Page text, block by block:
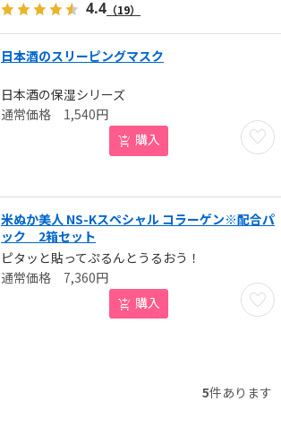
4.4 （19）
日本酒のスリーピングマスク
日本酒の保湿シリーズ
お気
1,540円
購入
米ぬか美人 NS-Kスペシャル コラーゲン※配合パ
ック 2箱セット
ピタッと貼ってぷるんとうるおう！
お気
7,360円
購入
5件あります